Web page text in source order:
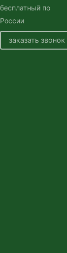
бесплатный по
России
заказать звонок